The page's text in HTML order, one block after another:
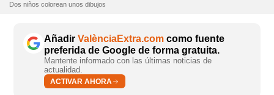
Dos niños colorean unos dibujos
Añadir ValènciaExtra.com como fuente
preferida de Google de forma gratuita.
Mantente informado con las últimas noticias de
actualidad.
ACTIVAR AHORA